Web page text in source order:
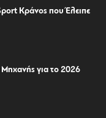
Κράνος που Έλειπε
Μηχανής για το 2026